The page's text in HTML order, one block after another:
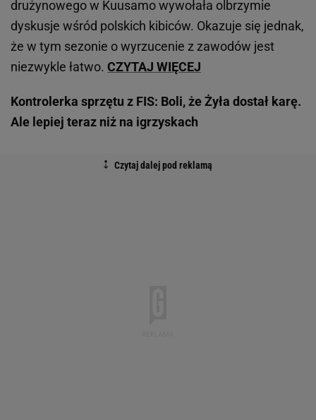
drużynowego w Kuusamo wywołała olbrzymie
dyskusje wśród polskich kibiców. Okazuje się jednak,
że w tym sezonie o wyrzucenie z zawodów jest
niezwykle łatwo. CZYTAJ WIĘCEJ
Kontrolerka sprzętu z FIS: Boli, że Żyła dostał karę.
Ale lepiej teraz niż na igrzyskach